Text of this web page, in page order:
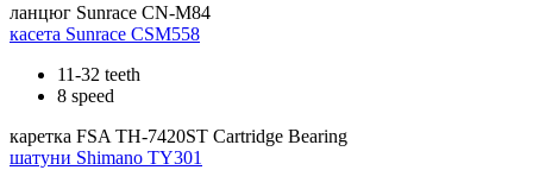
ланцюг Sunrace CN-M84
касета Sunrace CSM558
11-32 teeth
8 speed
каретка FSA TH-7420ST Cartridge Bearing
шатуни Shimano TY301